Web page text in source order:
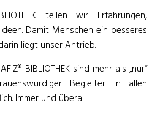
teilen wir Erfahrungen,
Damit Menschen ein besseres
liegt unser Antrieb.
BIBLIOTHEK sind mehr als „nur“
Begleiter in allen
Immer und überall.